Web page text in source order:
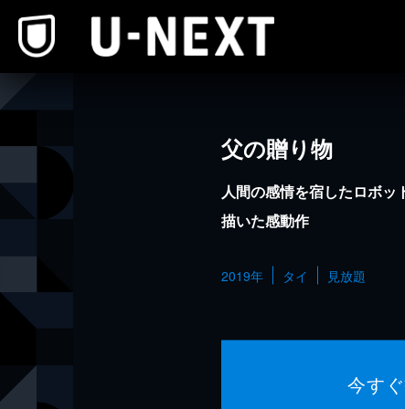
父の贈り物
人間の感情を宿したロボ
描いた感動作
2019年 タイ 見放題
今す